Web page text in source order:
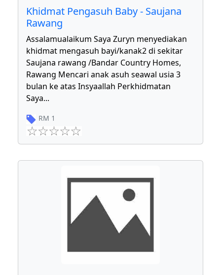
Khidmat Pengasuh Baby - Saujana
Rawang
Assalamualaikum Saya Zuryn menyediakan
khidmat mengasuh bayi/kanak2 di sekitar
Saujana rawang /Bandar Country Homes,
Rawang Mencari anak asuh seawal usia 3
bulan ke atas Insyaallah Perkhidmatan
Saya...
RM 1